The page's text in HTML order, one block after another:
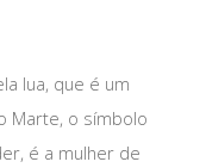
lua, que é um
Marte, o símbolo
é a mulher de